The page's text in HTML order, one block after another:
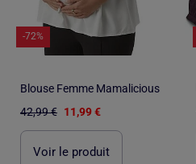
-72%
Blouse Femme Mamalicious
42,99 € 11,99 €
Voir le produit